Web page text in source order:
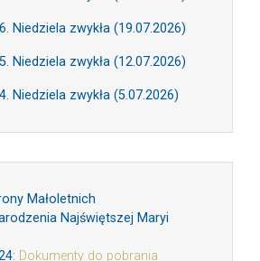
Niedziela zwykła (19.07.2026)
Niedziela zwykła (12.07.2026)
Niedziela zwykła (5.07.2026)
Małoletnich
Najświętszej Maryi
: Dokumenty do pobrania